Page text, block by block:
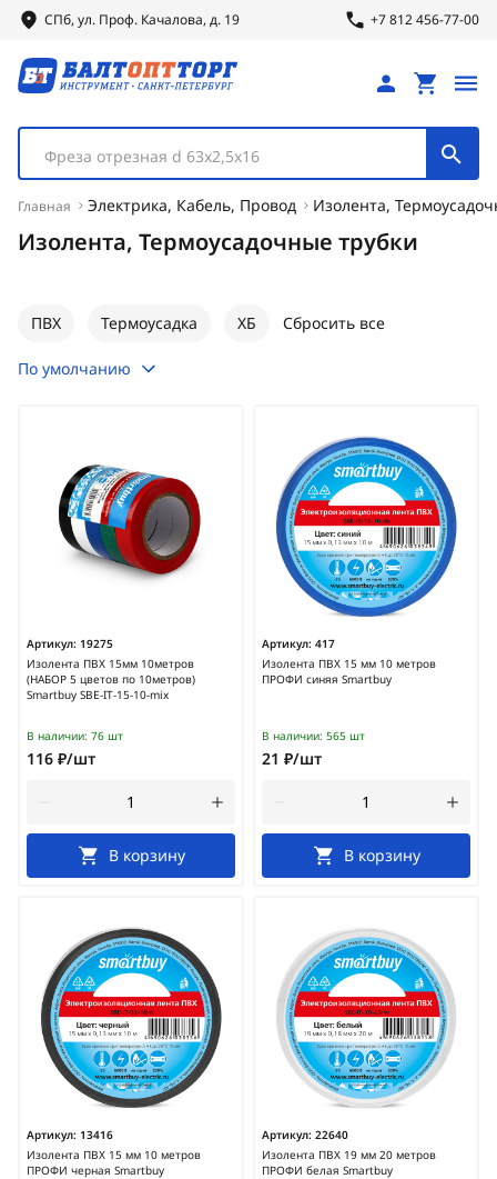
СПб, ул. Проф. Качалова, д. 19 +7 812 456-77-00
Фреза отрезная d 63х2,5х16
Главная Электрика, Кабель, Провод Изолента,
Изолента, Термоусадочные трубки
ПВХ Термоусадка ХБ Сбросить все
По умолчанию
Артикул: 19275
Изолента ПВХ 15мм 10метров
(НАБОР 5 цветов по 10метров)
Smartbuy SBE-IT-15-10-mix
В наличии: 76 шт
116 ₽/шт
В корзину
Артикул: 417
Изолента ПВХ 15 мм 10 метров
ПРОФИ синяя Smartbuy
В наличии: 565 шт
21 ₽/шт
В корзину
Артикул: 13416
Изолента ПВХ 15 мм 10 метров
ПРОФИ черная Smartbuy
Артикул: 22640
Изолента ПВХ 19 мм 20 метров
ПРОФИ белая Smartbuy